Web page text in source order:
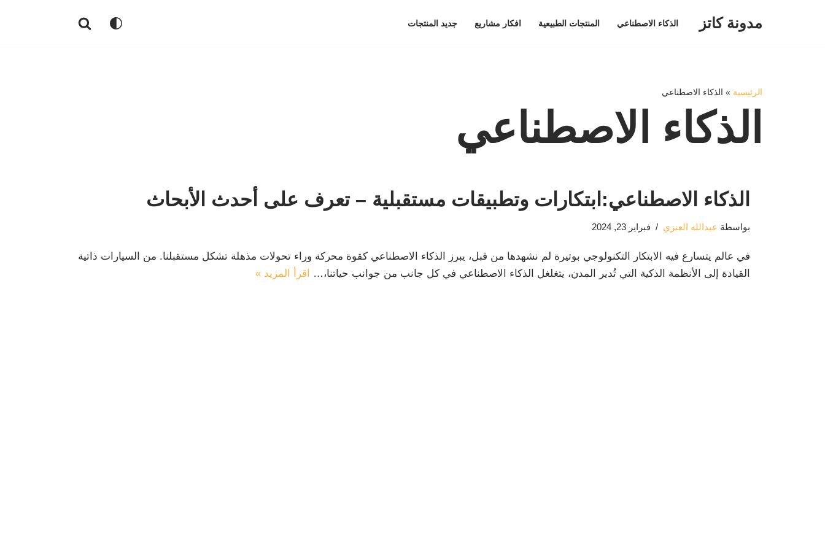
مدونة كاتز الذكاء الاصطناعي المنتجات الطبيعية افكار مشاريع جديد المنتجات
الرئيسية » الذكاء الاصطناعي
الذكاء الاصطناعي
الذكاء الاصطناعي:ابتكارات وتطبيقات مستقبلية – تعرف على أحدث الأبحاث
بواسطة عبدالله العنزي فبراير 23, 2024
في عالم يتسارع فيه الابتكار التكنولوجي بوتيرة لم نشهدها من قبل، يبرز الذكاء الاصطناعي كقوة محركة وراء تحولات مذهلة تشكل مستقبلنا. من السيارات ذاتية
القيادة إلى الأنظمة الذكية التي تُدير المدن، يتغلغل الذكاء الاصطناعي في كل جانب من جوانب حياتنا،…
اقرأ المزيد »